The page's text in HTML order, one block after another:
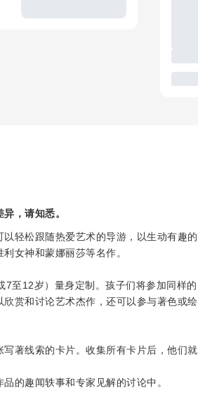
，请知悉。
轻松跟随热爱艺术的导游，以生动有趣的
女神和蒙娜丽莎等名作。
至12岁）量身定制。孩子们将参加同样的
赏和讨论艺术杰作，还可以参与著色或绘
著线索的卡片。收集所有卡片后，他们就
的趣闻轶事和专家见解的讨论中。